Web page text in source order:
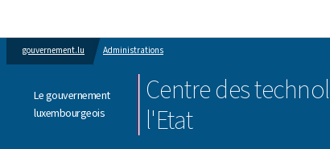
gouvernement.lu Administrations
Le gouvernement
luxembourgeois
Centre des
l'Etat